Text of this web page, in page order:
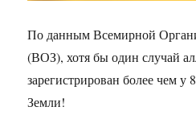
По данным Всемирной
(ВОЗ), хотя бы один случай
зарегистрирован более чем у
Земли!